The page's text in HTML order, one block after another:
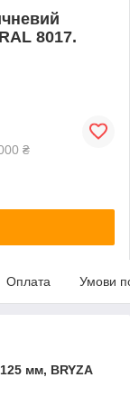
8017.
₴
Оплата Умови
мм, BRYZA